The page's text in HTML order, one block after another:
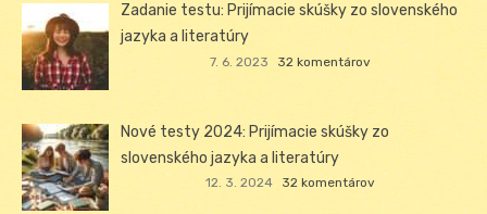
Zadanie testu: Prijímacie skúšky zo slovenského
jazyka a literatúry
7. 6. 2023 32 komentárov
Nové testy 2024: Prijímacie skúšky zo
slovenského jazyka a literatúry
12. 3. 2024 32 komentárov